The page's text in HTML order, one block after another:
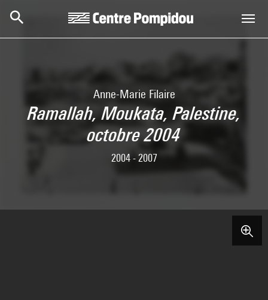
Anne-Marie Filaire
Ramallah, Moukata, Palestine,
octobre 2004
2004 - 2007